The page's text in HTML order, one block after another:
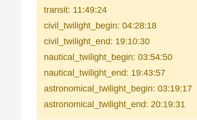
transit: 11:49:24
civil_twilight_begin: 04:28:18
civil_twilight_end: 19:10:30
nautical_twilight_begin: 03:54:50
nautical_twilight_end: 19:43:57
astronomical_twilight_begin: 03:19:17
astronomical_twilight_end: 20:19:31